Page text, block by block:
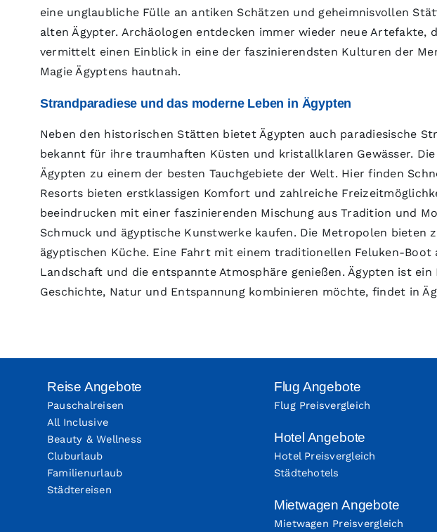
eine unglaubliche Fülle an antiken Schätzen und geheimnisvollen
alten Ägypter. Archäologen entdecken immer wieder neue Artefakte,
vermittelt einen Einblick in eine der faszinierendsten Kulturen der
Magie Ägyptens hautnah.
Strandparadiese und das moderne Leben in Ägypten
Neben den historischen Stätten bietet Ägypten auch paradiesische
bekannt für ihre traumhaften Küsten und kristallklaren Gewässer.
Ägypten zu einem der besten Tauchgebiete der Welt. Hier finden
Resorts bieten erstklassigen Komfort und zahlreiche
beeindrucken mit einer faszinierenden Mischung aus Tradition und
Schmuck und ägyptische Kunstwerke kaufen. Die Metropolen
ägyptischen Küche. Eine Fahrt mit einem traditionellen Feluken-
Landschaft und die entspannte Atmosphäre genießen. Ägypten ist
Geschichte, Natur und Entspannung kombinieren möchte, findet in
Reise Angebote
Pauschalreisen
All Inclusive
Beauty & Wellness
Cluburlaub
Familienurlaub
Städtereisen
Flug Angebote
Flug Preisvergleich
Hotel Angebote
Hotel Preisvergleich
Städtehotels
Mietwagen Angebote
Mietwagen Preisvergleich